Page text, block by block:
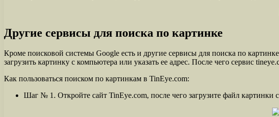
Другие сервисы для поиска по картинке
Кроме поисковой системы Google есть и другие сервисы для поиска по
загрузить картинку с компьютера или указать ее адрес. После чего сервис
Как пользоваться поиском по картинкам в TinEye.com:
Шаг № 1. Откройте сайт TinEye.com, после чего загрузите файл картинки